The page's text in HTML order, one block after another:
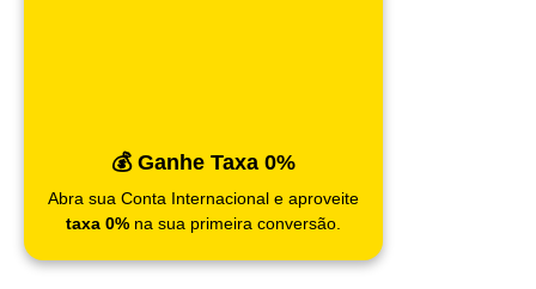
💰 Ganhe Taxa 0%
Abra sua Conta Internacional e aproveite
taxa 0% na sua primeira conversão.